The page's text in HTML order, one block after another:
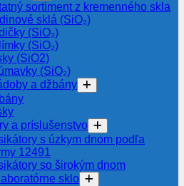
sortiment z kremenného skla
sklá (SiO₂)
(SiO₂)
(SiO₂)
(SiO2)
(SiO₂)
a džbány
a príslušenstvo
s úzkym dnom podľa
12491
so širokým dnom
sklo